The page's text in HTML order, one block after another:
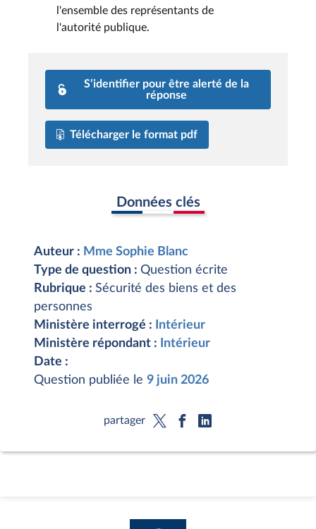
l'ensemble des représentants de
l'autorité publique.
S’identifier pour être alerté de la
réponse
Télécharger le format pdf
Données clés
Auteur : Mme Sophie Blanc
Type de question : Question écrite
Rubrique : Sécurité des biens et des
personnes
Ministère interrogé :
Intérieur
Ministère répondant :
Intérieur
Date :
Question publiée le 9 juin 2026
partager